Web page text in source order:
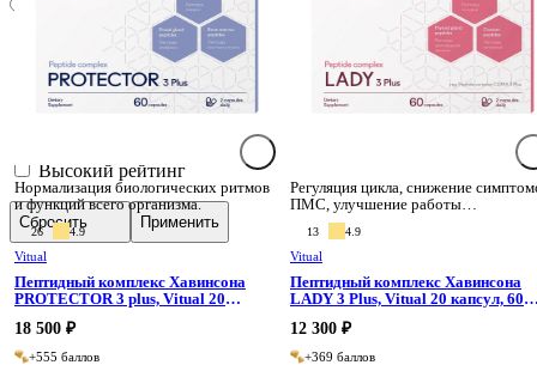
Для детей
Активное вещество
Высокий рейтинг
Сбросить Применить
Нормализация биологических ритмов
и функций всего организма.
26 4.9
Vitual
Пептидный комплекс Хавинсона
PROTECTOR 3 plus, Vitual 20
18 500 ₽
+555 баллов
Регуляция цикла, снижение
ПМС, улучшение работы
репродуктивной системы.
13 4.9
Vitual
Пептидный комплекс Хавинсона
LADY 3 Plus, Vitual 20 капсул, 60
12 300 ₽
+369 баллов